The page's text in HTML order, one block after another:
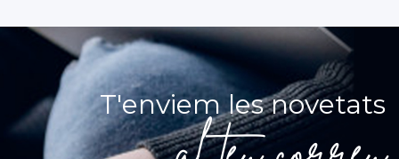
T'enviem les novetats